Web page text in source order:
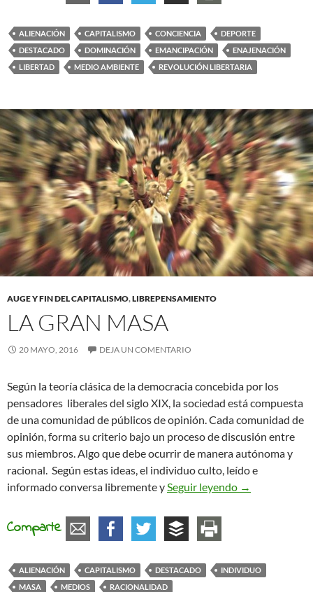
ALIENACIÓN CAPITALISMO CONCIENCIA
DEPORTE
DESTACADO
DOMINACIÓN EMANCIPACIÓN
ENAJENACIÓN
LIBERTAD
MEDIO AMBIENTE REVOLUCIÓN LIBERTARIA
AUGE Y FIN DEL CAPITALISMO,LIBREPENSAMIENTO
LA GRAN MASA
20 MAYO, 2016 DEJA UN COMENTARIO
Según la teoría clásica de la democracia concebida por los
pensadores liberales del siglo XIX, la sociedad está compuesta
de una comunidad de públicos de opinión. Cada comunidad de
opinión, forma su criterio bajo un proceso de discusión entre
sus miembros. Algo que debe ocurrir de manera autónoma y
racional. Según estas ideas, el individuo culto, leído e
informado conversa libremente ySeguir leyendo La gran masa
→
Comparte
ALIENACIÓN CAPITALISMO DESTACADO
INDIVIDUO
MASA
MEDIOS RACIONALIDAD